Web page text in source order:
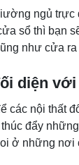
ngủ
sổ thì bạn
như cửa
diện
các nội thất
đẩy
ở những